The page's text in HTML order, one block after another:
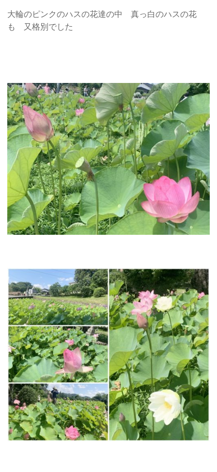
大輪のピンクのハスの花達の中 真っ白のハスの花
も 又格別でした